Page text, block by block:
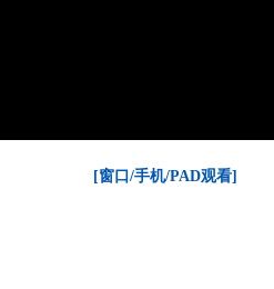
[窗口/手机/PAD观看]